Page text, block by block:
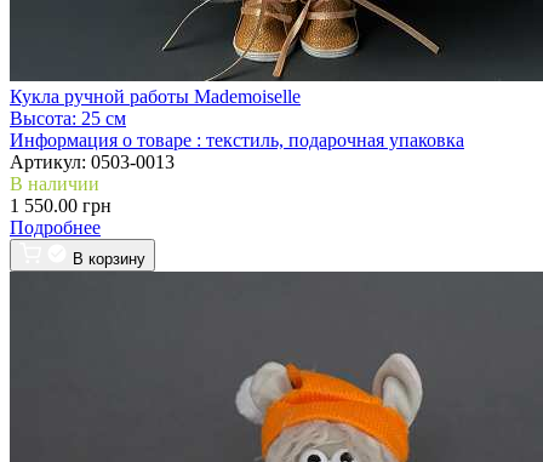
Кукла ручной работы Mademoiselle
Высота: 25 см
Информация о товаре : текстиль, подарочная упаковка
Артикул: 0503-0013
В наличии
1 550.00 грн
Подробнее
В корзину